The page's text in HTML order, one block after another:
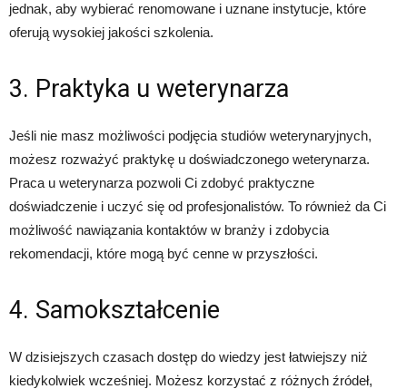
jednak, aby wybierać renomowane i uznane instytucje, które
oferują wysokiej jakości szkolenia.
3. Praktyka u weterynarza
Jeśli nie masz możliwości podjęcia studiów weterynaryjnych,
możesz rozważyć praktykę u doświadczonego weterynarza.
Praca u weterynarza pozwoli Ci zdobyć praktyczne
doświadczenie i uczyć się od profesjonalistów. To również da Ci
możliwość nawiązania kontaktów w branży i zdobycia
rekomendacji, które mogą być cenne w przyszłości.
4. Samokształcenie
W dzisiejszych czasach dostęp do wiedzy jest łatwiejszy niż
kiedykolwiek wcześniej. Możesz korzystać z różnych źródeł,